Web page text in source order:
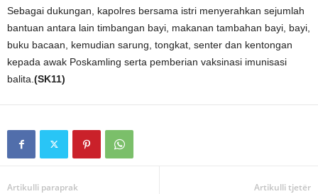
Sebagai dukungan, kapolres bersama istri menyerahkan sejumlah
bantuan antara lain timbangan bayi, makanan tambahan bayi, bayi,
buku bacaan, kemudian sarung, tongkat, senter dan kentongan
kepada awak Poskamling serta pemberian vaksinasi imunisasi
balita. (SK11)
Artikulli paraprak Artikulli tjetër